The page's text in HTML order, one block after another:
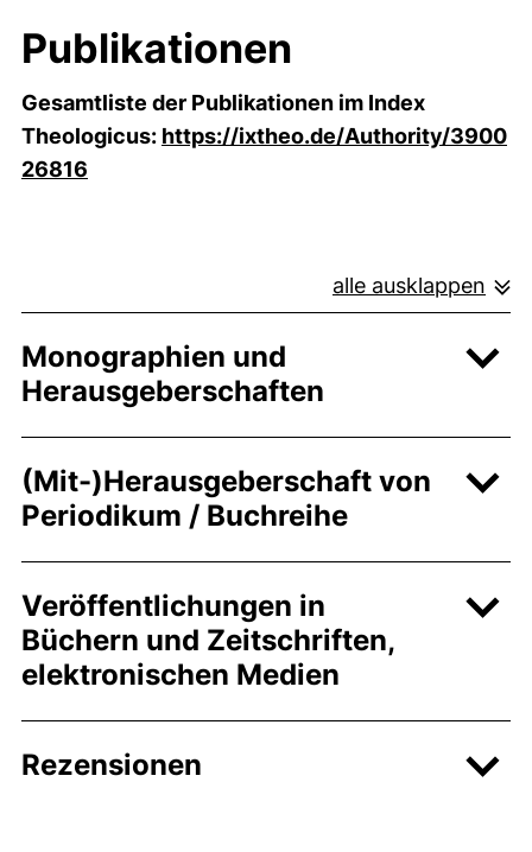
Publikationen
Gesamtliste der Publikationen im Index
Theologicus: https://ixtheo.de/Authority/3900
26816
alle ausklappen
Monographien und
Herausgeberschaften
(Mit-)Herausgeberschaft von
Periodikum / Buchreihe
Veröffentlichungen in
Büchern und Zeitschriften,
elektronischen Medien
Rezensionen